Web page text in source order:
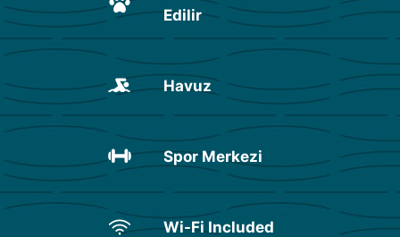
Edilir
Havuz
Spor Merkezi
Wi-Fi Included